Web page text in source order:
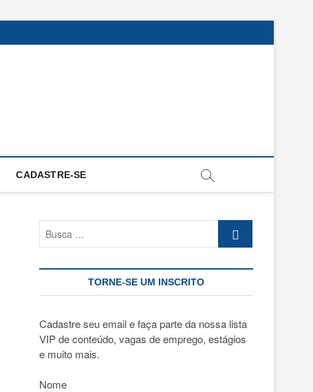
CADASTRE-SE
TORNE-SE UM INSCRITO
Cadastre seu email e faça parte da nossa lista
VIP de conteúdo, vagas de emprego, estágios
e muito mais.
Nome